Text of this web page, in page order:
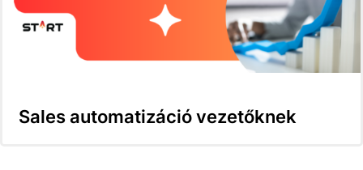
Sales automatizáció vezetőknek